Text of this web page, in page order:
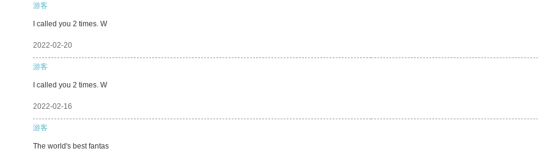
游客
I called you 2 times. W
2022-02-20
游客
I called you 2 times. W
2022-02-16
游客
The world's best fantas